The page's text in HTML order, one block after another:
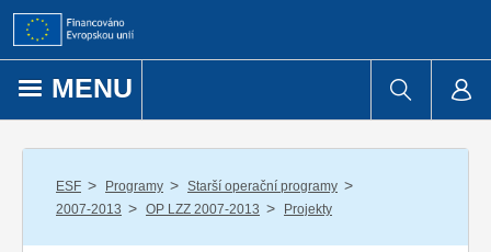
Přejít k obsahu
MENU
ESF / Programy / Starší operační programy /
2007-2013 / OP LZZ 2007-2013 / Projekty